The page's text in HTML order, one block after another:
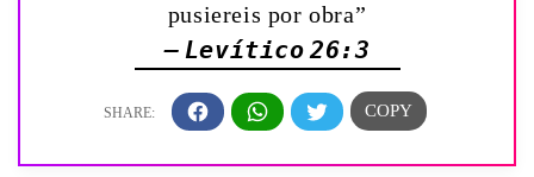
pusiereis por obra”
— Levítico 26:3